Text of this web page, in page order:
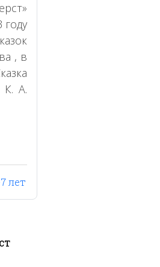
, в
К. А.
лет